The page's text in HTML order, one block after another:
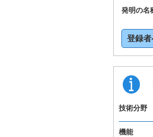
発明の名
登録
技術分野
機能